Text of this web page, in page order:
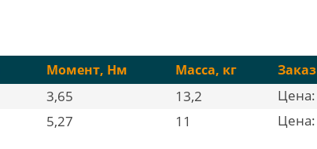
Момент, Нм Масса, кг Заказ
3,65 13,2 Цена:
5,27 11 Цена: